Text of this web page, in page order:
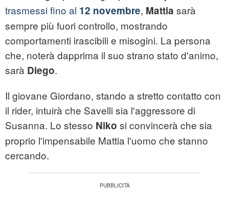
trasmessi fino al 12 novembre, Mattia sarà
sempre più fuori controllo, mostrando
comportamenti irascibili e misogini. La persona
che, noterà dapprima il suo strano stato d'animo,
sarà Diego.
Il giovane Giordano, stando a stretto contatto con
il rider, intuirà che Savelli sia l'aggressore di
Susanna. Lo stesso Niko si convincerà che sia
proprio l'impensabile Mattia l'uomo che stanno
cercando.